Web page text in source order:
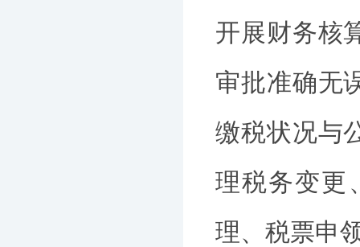
开展财务核
审批准确无
缴税状况与
理税务变更
理、税票申